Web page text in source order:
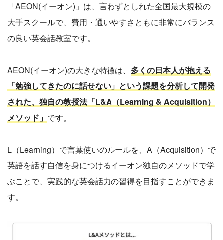
「AEON(イーオン)」は、言わずとしれた全国最大規模の
大手スクールで、費用・通いやすさともに非常にバランス
の良い英会話教室です。
AEON(イーオン)の大きな特徴は、 多くの日本人が抱える
「勉強してきたのに話せない」という課題を分析して開発
された、独自の教授法「L&A（Learning & Acquisition）
メソッド」 です。
L（Learning）で言葉使いのルールを、A（Acquisition）で
英語を話す自信を身につけるイーオン独自のメソッドで学
ぶことで、実践的な英会話力の習得を目指すことができま
す。